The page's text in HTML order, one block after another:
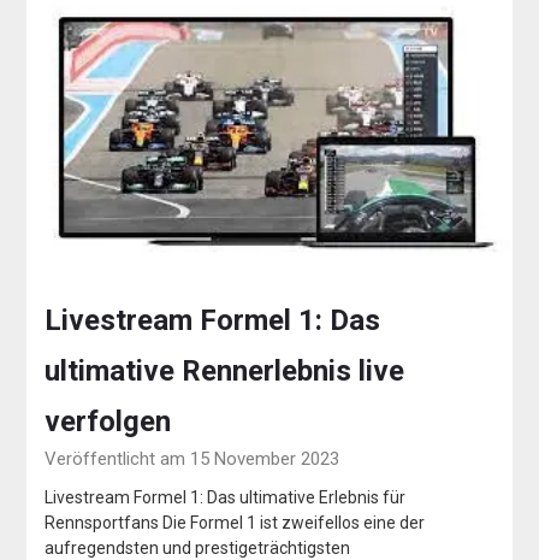
Livestream Formel 1: Das
ultimative Rennerlebnis live
verfolgen
Veröffentlicht am 15 November 2023
Livestream Formel 1: Das ultimative Erlebnis für
Rennsportfans Die Formel 1 ist zweifellos eine der
aufregendsten und prestigeträchtigsten